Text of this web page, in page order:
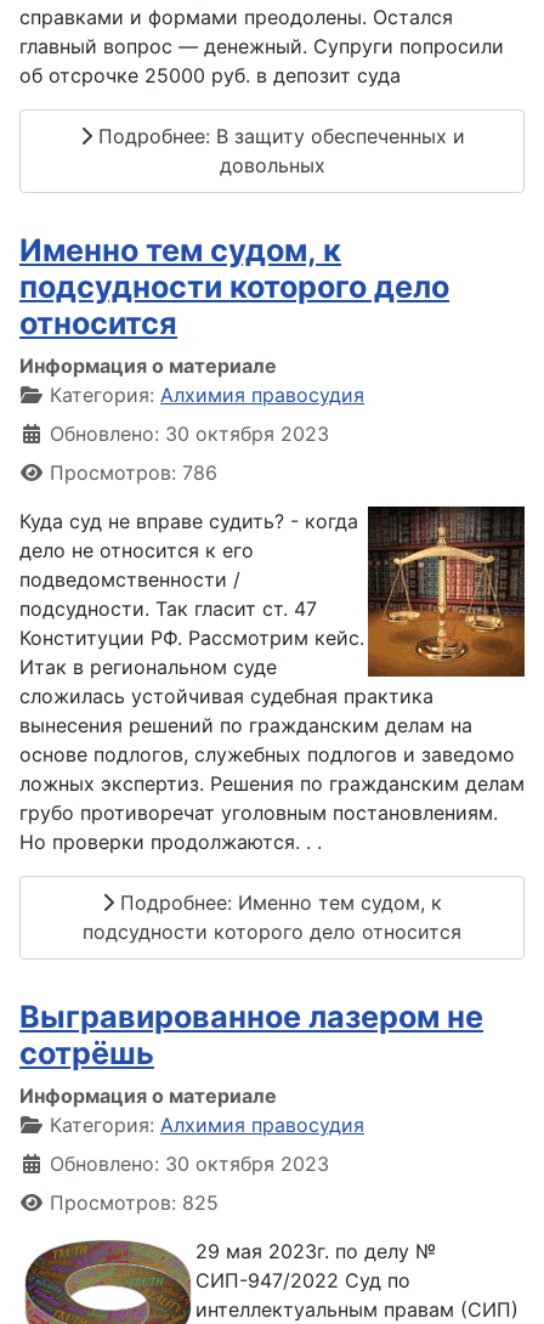
справками и формами преодолены. Остался
главный вопрос — денежный. Супруги попросили
об отсрочке 25000 руб. в депозит суда
Подробнее: В защиту обеспеченных и
довольных
Именно тем судом, к
подсудности которого дело
относится
Информация о материале
Категория: Алхимия правосудия
Обновлено: 30 октября 2023
Просмотров: 786
Куда суд не вправе судить? - когда
дело не относится к его
подведомственности /
подсудности. Так гласит ст. 47
Конституции РФ. Рассмотрим кейс.
Итак в региональном суде
сложилась устойчивая судебная практика
вынесения решений по гражданским делам на
основе подлогов, служебных подлогов и заведомо
ложных экспертиз. Решения по гражданским делам
грубо противоречат уголовным постановлениям.
Но проверки продолжаются. . .
Подробнее: Именно тем судом, к
подсудности которого дело относится
Выгравированное лазером не
сотрёшь
Информация о материале
Категория: Алхимия правосудия
Обновлено: 30 октября 2023
Просмотров: 825
29 мая 2023г. по делу №
СИП-947/2022 Суд по
интеллектуальным правам (СИП)